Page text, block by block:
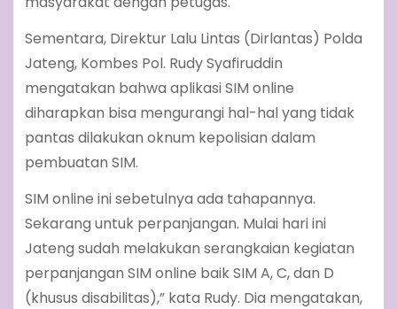
Sementara, Direktur Lalu Lintas (Dirlantas) Polda
Jateng, Kombes Pol. Rudy Syafiruddin
mengatakan bahwa aplikasi SIM online
diharapkan bisa mengurangi hal-hal yang tidak
pantas dilakukan oknum kepolisian dalam
pembuatan SIM.
SIM online ini sebetulnya ada tahapannya.
Sekarang untuk perpanjangan. Mulai hari ini
Jateng sudah melakukan serangkaian kegiatan
perpanjangan SIM online baik SIM A, C, dan D
(khusus disabilitas),” kata Rudy. Dia mengatakan,